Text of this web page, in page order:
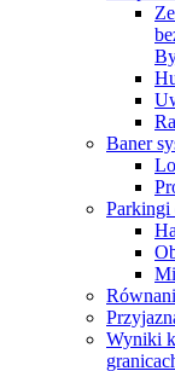
Baner
Parkingi
Wyniki